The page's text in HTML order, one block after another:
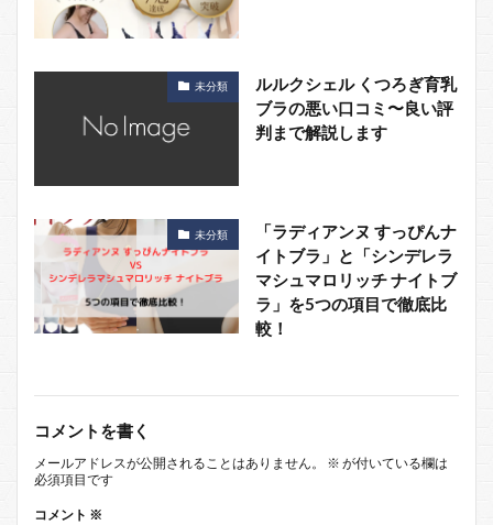
未分類
ルルクシェル くつろぎ育乳
ブラの悪い口コミ〜良い評
判まで解説します
未分類
「ラディアンヌ すっぴんナ
イトブラ」と「シンデレラ
マシュマロリッチ ナイトブ
ラ」を5つの項目で徹底比
較！
コメントを書く
メールアドレスが公開されることはありません。 ※ が付いている欄は
必須項目です
コメント ※